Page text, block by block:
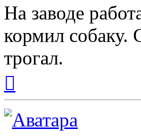
На заводе
кормил собаку.
трогал.
началу